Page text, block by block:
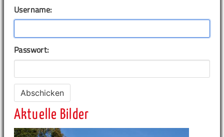
Username:
Passwort:
Aktuelle Bilder